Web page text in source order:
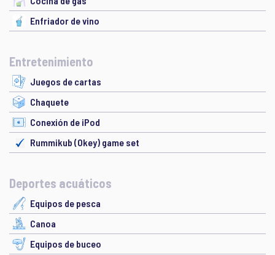
Enfriador de vino
Entretenimiento
Juegos de cartas
Chaquete
Conexión de iPod
Rummikub (Okey) game set
Deportes acuáticos
Equipos de pesca
Canoa
Equipos de buceo